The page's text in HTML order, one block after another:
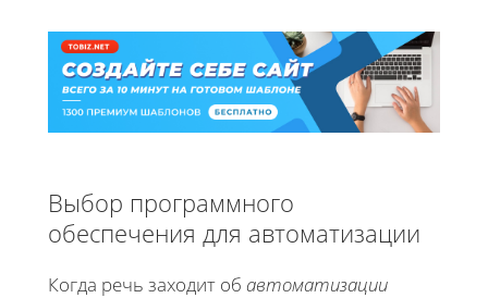
Выбор программного
обеспечения для автоматизации
Когда речь заходит об автоматизации